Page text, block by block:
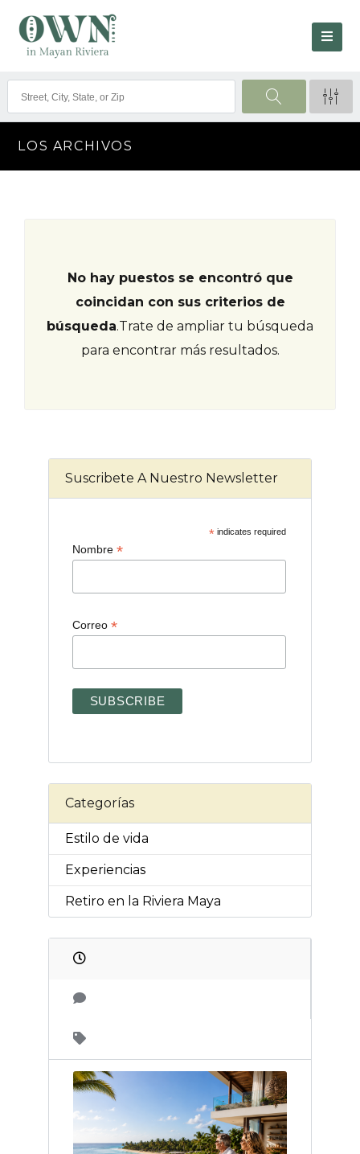
LOS ARCHIVOS
No hay puestos se encontró que
coincidan con sus criterios de
búsqueda.Trate de ampliar tu búsqueda
para encontrar más resultados.
Suscribete A Nuestro Newsletter
*indicates required
Nombre *
Correo *
Categorías
Estilo de vida
Experiencias
Retiro en la Riviera Maya